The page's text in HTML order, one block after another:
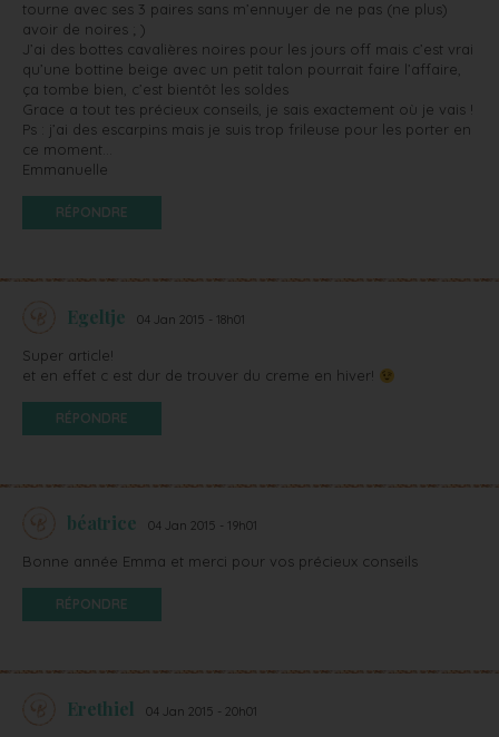
tourne avec ses 3 paires sans m’ennuyer de ne pas (ne plus)
avoir de noires ; )
J’ai des bottes cavalières noires pour les jours off mais c’est vrai
qu’une bottine beige avec un petit talon pourrait faire l’affaire,
ça tombe bien, c’est bientôt les soldes
Grace a tout tes précieux conseils, je sais exactement où je vais !
Ps : j’ai des escarpins mais je suis trop frileuse pour les porter en
ce moment…
Emmanuelle
RÉPONDRE
Egeltje 04 Jan 2015 - 18h01
Super article!
et en effet c est dur de trouver du creme en hiver!
RÉPONDRE
béatrice 04 Jan 2015 - 19h01
Bonne année Emma et merci pour vos précieux conseils
RÉPONDRE
Erethiel 04 Jan 2015 - 20h01